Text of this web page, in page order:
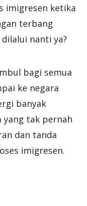
imigresen ketika
terbang
nanti ya?
bagi semua
ke negara
banyak
yang tak pernah
dan tanda
imigresen.